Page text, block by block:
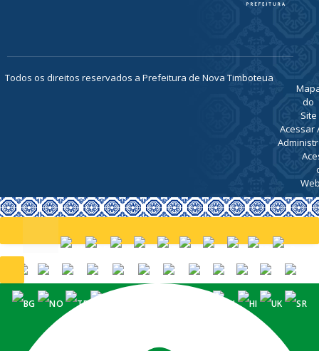
Todos os direitos reservados a Prefeitura de Nova Timboteua
do
Site
Acessar